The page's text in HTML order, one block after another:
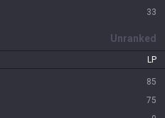
33
Unranked
LP
85
75